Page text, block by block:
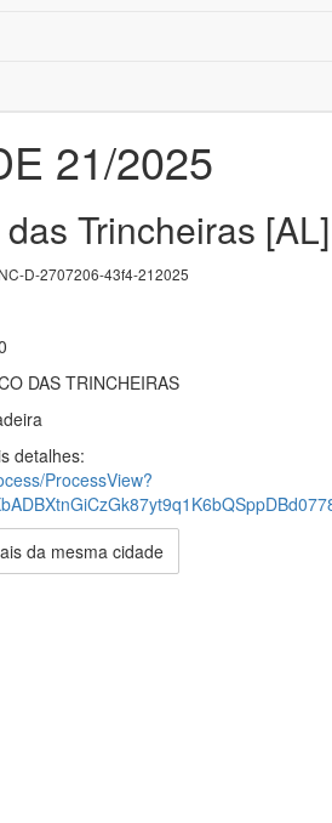
21/2025
Trincheiras [AL]
D-2707206-43f4-212025
DAS TRINCHEIRAS
detalhes:
ProcessView?
da mesma cidade